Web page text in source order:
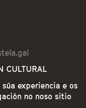
CULTURAL
experiencia e os
no noso sitio